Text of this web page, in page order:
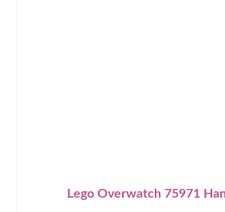
Lego Overwatch 75971